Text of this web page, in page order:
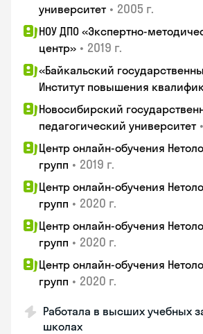
университет • 2005 г.
НОУ ДПО «Экспертно-
центр» • 2019 г.
«Байкальский
Институт повышения
Новосибирский
педагогический университет •
Центр онлайн-обучения
групп • 2019 г.
Центр онлайн-обучения
групп • 2020 г.
Центр онлайн-обучения
групп • 2020 г.
Центр онлайн-обучения
групп • 2020 г.
Работала в высших учебных
школах